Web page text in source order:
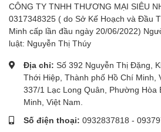
CÔNG TY TNHH THƯƠNG MẠI SIÊU
0317348325 ( do Sở Kế Hoạch và Đầu
Minh cấp lần đầu ngày 20/06/2022)
luật: Nguyễn Thị Thúy
Địa chỉ: Số 392 Nguyễn Thị Đặng,
Thới Hiệp, Thành phố Hồ Chí Minh,
337/1 Lạc Long Quân, Phường Hòa
Minh, Việt Nam.
Số điện thoại: 0932837818 -